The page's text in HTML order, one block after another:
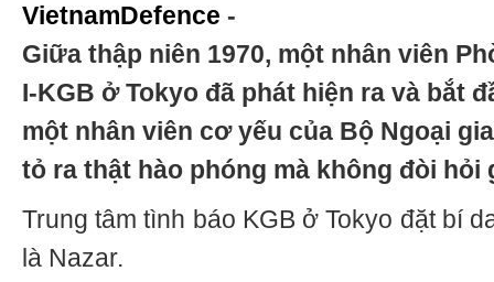
VietnamDefence -
Giữa thập niên 1970, một nhân viên
I-KGB ở Tokyo đã phát hiện ra và bắt
một nhân viên cơ yếu của Bộ Ngoại
tỏ ra thật hào phóng mà không đòi hỏi
Trung tâm tình báo KGB ở Tokyo đặt bí
là Nazar.